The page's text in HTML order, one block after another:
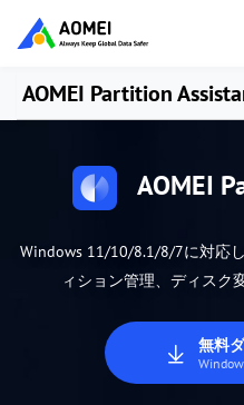
AOMEI Partition
AOMEI
Windows 11/10/8.1/8/7に対応
ィション管理、ディスク
無料